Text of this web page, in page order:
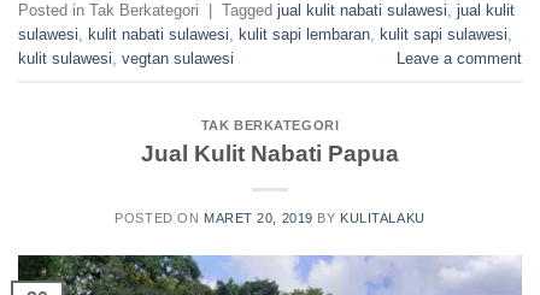
Posted in Tak Berkategori Tagged jual kulit nabati sulawesi, jual kulit
sulawesi, kulit nabati sulawesi, kulit sapi lembaran, kulit sapi sulawesi,
kulit sulawesi, vegtan sulawesi Leave a comment
TAK BERKATEGORI
Jual Kulit Nabati Papua
POSTED ON MARET 20, 2019 BY KULITALAKU